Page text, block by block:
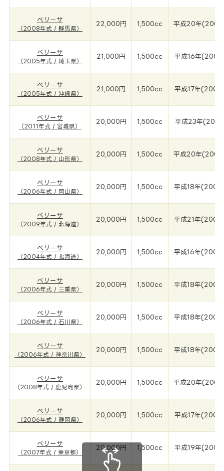
ベリーサ
（2008年式 / 群馬県）
22,000円 1,500cc 平成20年(2008
ベリーサ
（2005年式 / 埼玉県）
21,000円 1,500cc 平成16年(2005
ベリーサ
（2005年式 / 沖縄県）
21,000円 1,500cc 平成17年(2005
ベリーサ
（2011年式 / 宮城県）
20,000円 1,500cc 平成23年(2011
ベリーサ
（2008年式 / 山形県）
20,000円 1,500cc 平成20年(2008
ベリーサ
（2006年式 / 岡山県）
20,000円 1,500cc 平成18年(2006
ベリーサ
（2009年式 / 北海道）
20,000円 1,500cc 平成21年(2009
ベリーサ
（2004年式 / 北海道）
20,000円 1,500cc 平成16年(2004
ベリーサ
（2006年式 / 三重県）
20,000円 1,500cc 平成18年(2006
ベリーサ
（2006年式 / 石川県）
20,000円 1,500cc 平成18年(2006
ベリーサ
（2006年式 / 神奈川県）
20,000円 1,500cc 平成18年(2006
ベリーサ
（2008年式 / 鹿児島県）
20,000円 1,500cc 平成20年(2008
ベリーサ
（2006年式 / 静岡県）
20,000円 1,500cc 平成17年(2006
ベリーサ
（2007年式 / 東京都）
20,000円 1,500cc 平成19年(2007